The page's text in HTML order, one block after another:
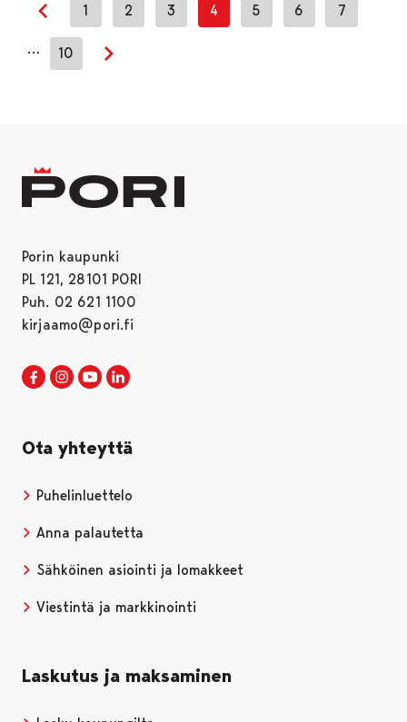
Edellinen sivu
1 2 3 4 5 6 7
… 10
Seuraava sivu
Porin kaupunki
PL 121, 28101 PORI
Puh. 02 621 1100
kirjaamo@pori.fi
Porin kaupunki Facebookissa
Avautuu uudessa välilehdessä
Porin kaupunki Instagramissa
Avautuu uudessa välilehdessä
Porin kaupunki Youtubessa
Avautuu uudessa välilehdessä
Ota yhteyttä
Puhelinluettelo
Anna palautetta
Sähköinen asiointi ja lomakkeet
Viestintä ja markkinointi
Laskutus ja maksaminen